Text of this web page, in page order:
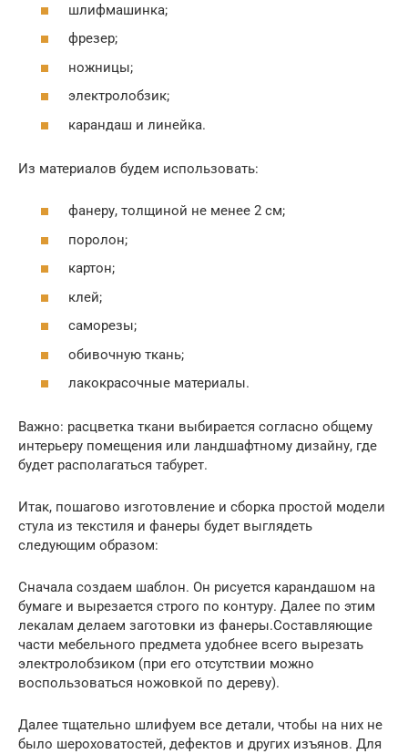
шлифмашинка;
фрезер;
ножницы;
электролобзик;
карандаш и линейка.
Из материалов будем использовать:
фанеру, толщиной не менее 2 см;
поролон;
картон;
клей;
саморезы;
обивочную ткань;
лакокрасочные материалы.
Важно: расцветка ткани выбирается согласно общему
интерьеру помещения или ландшафтному дизайну, где
будет располагаться табурет.
Итак, пошагово изготовление и сборка простой модели
стула из текстиля и фанеры будет выглядеть
следующим образом:
Сначала создаем шаблон. Он рисуется карандашом на
бумаге и вырезается строго по контуру. Далее по этим
лекалам делаем заготовки из фанеры.Составляющие
части мебельного предмета удобнее всего вырезать
электролобзиком (при его отсутствии можно
воспользоваться ножовкой по дереву).
Далее тщательно шлифуем все детали, чтобы на них не
было шероховатостей, дефектов и других изъянов. Для